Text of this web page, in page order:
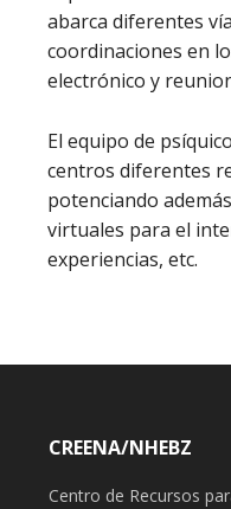
abarca diferentes
coordinaciones en
electrónico y
El equipo de
centros diferentes
potenciando
virtuales para el
experiencias, etc.
CREENA/NHEBZ
Centro de Recursos